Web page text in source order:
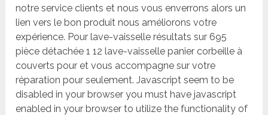
notre service clients et nous vous enverrons alors un
lien vers le bon produit nous améliorons votre
expérience. Pour lave-vaisselle résultats sur 695
pièce détachée 1 12 lave-vaisselle panier corbeille à
couverts pour et vous accompagne sur votre
réparation pour seulement. Javascript seem to be
disabled in your browser you must have javascript
enabled in your browser to utilize the functionality of